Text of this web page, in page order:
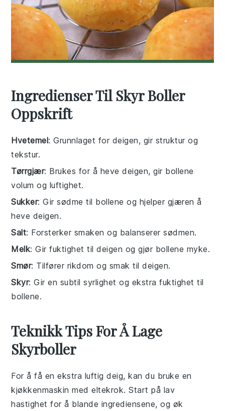
Ingredienser Til Skyr Boller
Oppskrift
Hvetemel: Grunnlaget for deigen, gir struktur og
tekstur.
Tørrgjær: Brukes for å heve deigen, gir bollene
volum og luftighet.
Sukker: Gir sødme til bollene og hjelper gjæren å
heve deigen.
Salt: Forsterker smaken og balanserer sødmen.
Melk: Gir fuktighet til deigen og gjør bollene myke.
Smør: Tilfører rikdom og smak til deigen.
Skyr: Gir en subtil syrlighet og ekstra fuktighet til
bollene.
Teknikk Tips For Å Lage
Skyrboller
For å få en ekstra luftig deig, kan du bruke en
kjøkkenmaskin med eltekrok. Start på lav
hastighet for å blande ingrediensene, og øk